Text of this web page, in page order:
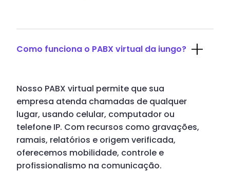
Como funciona o PABX virtual da iungo?
Nosso PABX virtual permite que sua
empresa atenda chamadas de qualquer
lugar, usando celular, computador ou
telefone IP. Com recursos como gravações,
ramais, relatórios e origem verificada,
oferecemos mobilidade, controle e
profissionalismo na comunicação.